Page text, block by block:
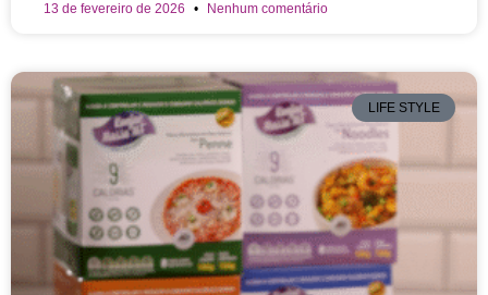
13 de fevereiro de 2026 Nenhum comentário
LIFE STYLE